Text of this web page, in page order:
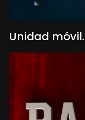
Unidad